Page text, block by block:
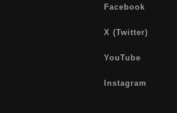
Facebook
X (Twitter)
YouTube
Instagram